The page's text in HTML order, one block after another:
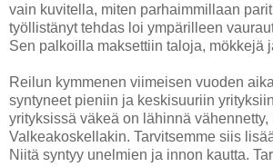
vain kuvitella, miten parhaimmillaan
työllistänyt tehdas loi ympärilleen
Sen palkoilla maksettiin taloja, mökkejä
Reilun kymmenen viimeisen vuoden
syntyneet pieniin ja keskisuuriin
yrityksissä väkeä on lähinnä
Valkeakoskellakin. Tarvitsemme siis
Niitä syntyy unelmien ja innon kautta.